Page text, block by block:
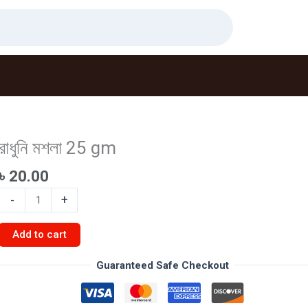
মশলা 25 gm
20.00
- +
Add to cart
Guaranteed Safe Checkout